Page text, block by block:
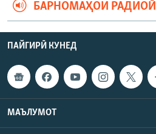
БАРНОМАҲОИ РАДИОӢ
ПАЙГИРӢ КУНЕД
МАЪЛУМОТ